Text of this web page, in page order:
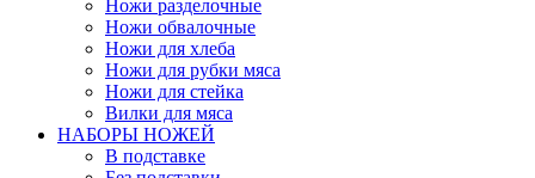
Ножи разделочные
Ножи обвалочные
Ножи для хлеба
Ножи для рубки мяса
Ножи для стейка
Вилки для мяса
НАБОРЫ НОЖЕЙ
В подставке